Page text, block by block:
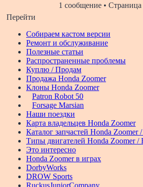
1 сообщение • Страница
Перейти
Собираем кастом версии
Ремонт и обслуживание
Полезные статьи
Распространенные проблемы
Куплю / Продам
Продажа Honda Zoomer
Клоны Honda Zoomer
Patron Robot 50
Forsage Marsian
Наши поездки
Карта владельцев Honda Zoomer
Каталог запчастей Honda Zoomer
Типы двигателей Honda Zoomer /
Это интересно
Honda Zoomer в играх
DorbyWorks
DROW Sports
RuckusJuniorCompany